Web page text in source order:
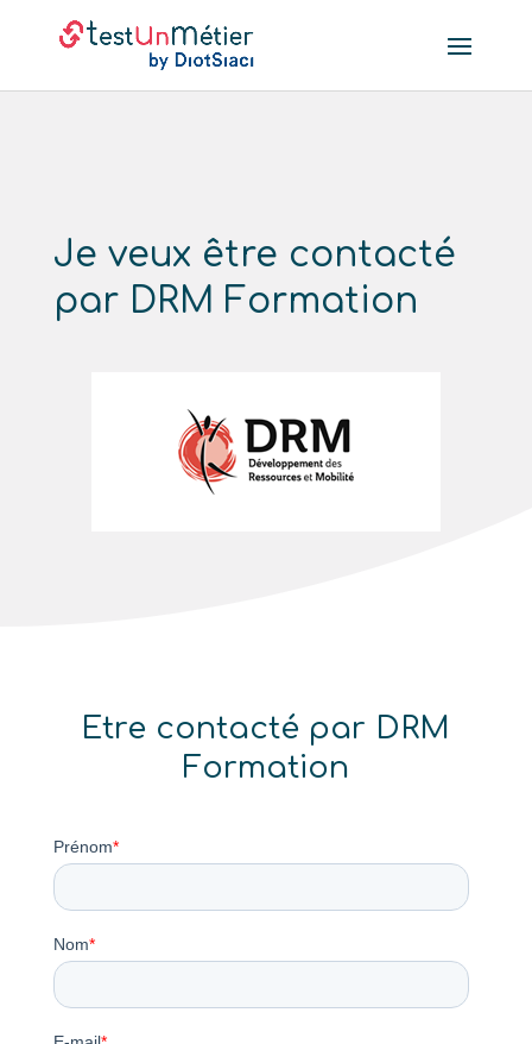
Je veux être contacté
par DRM Formation
Etre contacté par DRM
Formation